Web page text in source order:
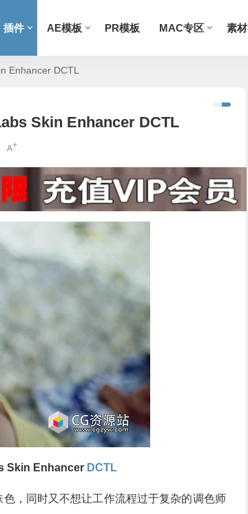
插件 AE模板 PR模板 MAC专区 素材
Enhancer DCTL
Skin Enhancer DCTL
Skin Enhancer DCTL
，同时又不想让工作流程过于复杂的调色师